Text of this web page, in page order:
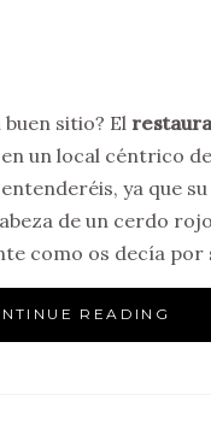
sitio? El
un local céntrico
ya que
de un cerdo
como os decía
READING